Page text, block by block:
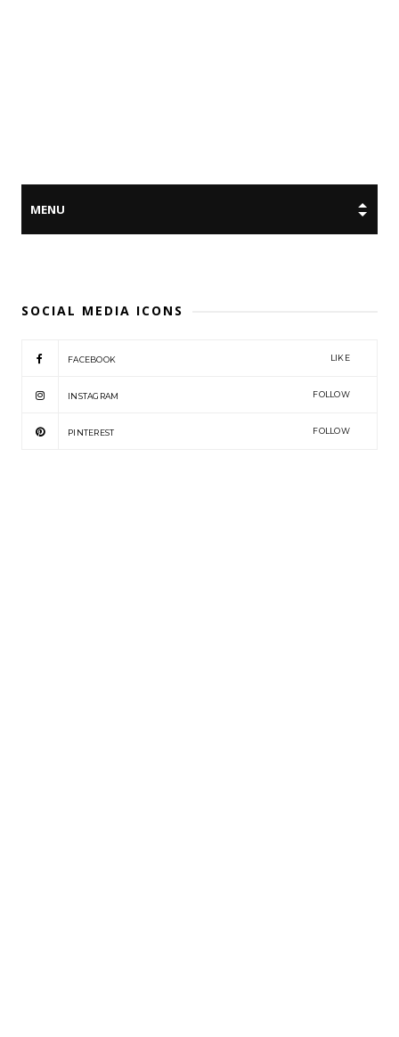
SOCIAL MEDIA ICONS
FACEBOOK LIKE
INSTAGRAM FOLLOW
PINTEREST FOLLOW